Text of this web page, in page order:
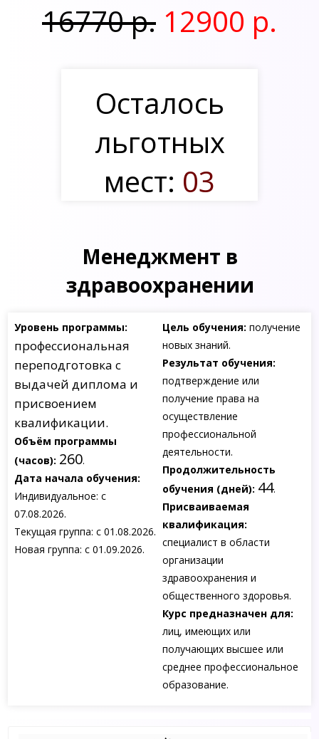
16770 р. 12900 р.
Осталось
льготных
мест: 03
Менеджмент в
здравоохранении
Уровень программы:
профессиональная
переподготовка с
выдачей диплома и
присвоением
квалификации.
Объём программы
(часов): 260.
Дата начала обучения:
Индивидуальное: с
07.08.2026.
Текущая группа: с 01.08.2026.
Новая группа: с 01.09.2026.
Цель обучения: получение
новых знаний.
Результат обучения:
подтверждение или
получение права на
осуществление
профессиональной
деятельности.
Продолжительность
обучения (дней): 44.
Присваиваемая
квалификация:
специалист в области
организации
здравоохранения и
общественного здоровья.
Курс предназначен для:
лиц, имеющих или
получающих высшее или
среднее профессиональное
образование.